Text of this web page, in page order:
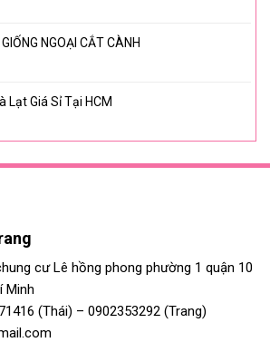
NGOẠI CẮT CÀNH
Lạt Giá Sỉ Tại HCM
cư Lê hồng phong phường 1 quận 10
Minh
(Thái) – 0902353292 (Trang)